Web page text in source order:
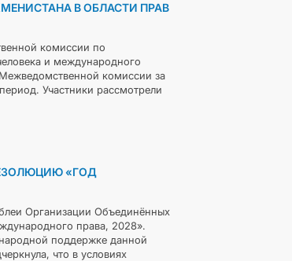
В ОБЛАСТИ ПРАВ
комиссии по
и международного
Межведомственной комиссии за
Участники рассмотрели
«ГОД
Организации Объединённых
права, 2028».
поддержке данной
что в условиях